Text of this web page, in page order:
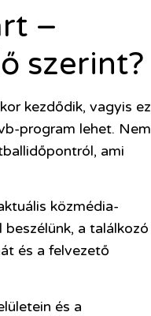
–
szerint?
kezdődik, vagyis ez
program lehet. Nem
ami
közmédia-
a találkozó
és a felvezető
és a